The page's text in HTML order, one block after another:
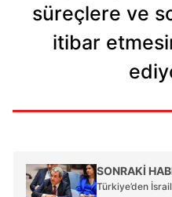
süreçlere ve
itibar
SONRAKİ
Türkiye’den